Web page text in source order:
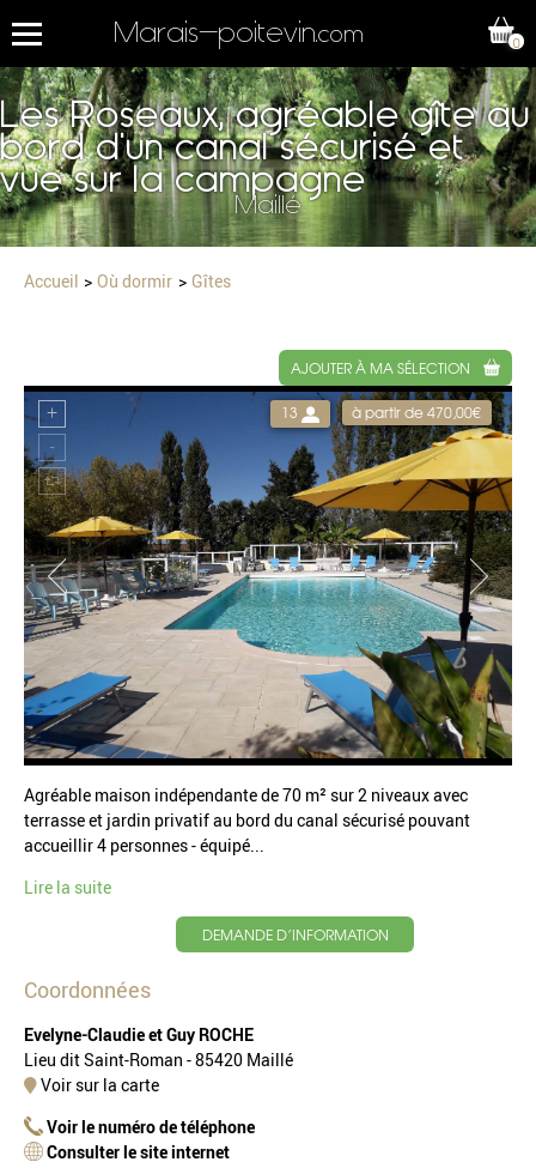
Marais-poitevin.com
Les Roseaux, agréable gîte au
bord d'un canal sécurisé et
vue sur la campagne
Maillé
0
Accueil Où dormir Gîtes
AJOUTER À MA SÉLECTION
13 à partir de 470,00€
Agréable maison indépendante de 70 m² sur 2 niveaux avec
terrasse et jardin privatif au bord du canal sécurisé pouvant
accueillir 4 personnes - équipé...
Lire la suite
DEMANDE D’INFORMATION
Coordonnées
Evelyne-Claudie et Guy ROCHE
Lieu dit Saint-Roman - 85420 Maillé
Voir sur la carte
Voir le numéro de téléphone
Consulter le site internet